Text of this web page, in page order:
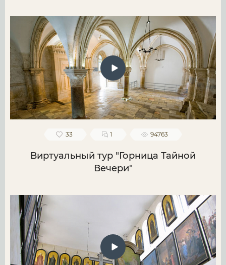
33 1 94763
Виртуальный тур "Горница Тайной
Вечери"